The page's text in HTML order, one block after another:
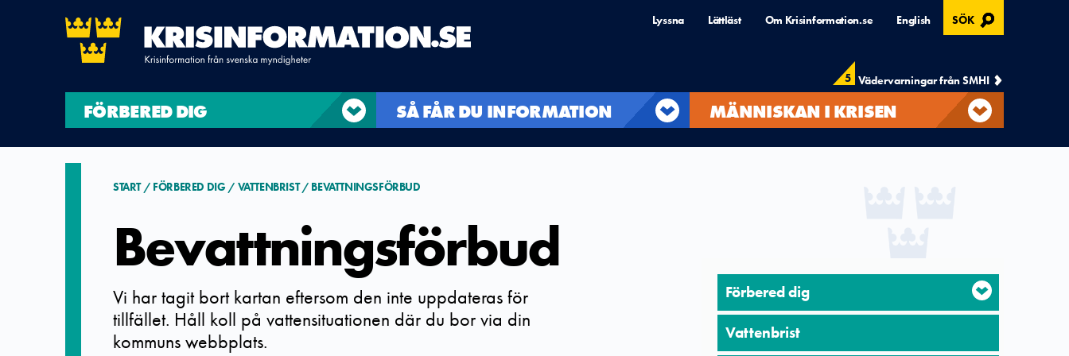
Lyssna Lättläst Om Krisinformation.se English SÖK , ÖPPNAS I MODAL
5 Vädervarningar från SMHI
FÖRBERED DIG SÅ FÅR DU INFORMATION MÄNNISKAN I KRISEN
START FÖRBERED DIG VATTENBRIST BEVATTNINGSFÖRBUD
Bevattningsförbud
Vi har tagit bort kartan eftersom den inte uppdateras för
tillfället. Håll koll på vattensituationen där du bor via din
kommuns webbplats.
Förbered dig
Vattenbrist